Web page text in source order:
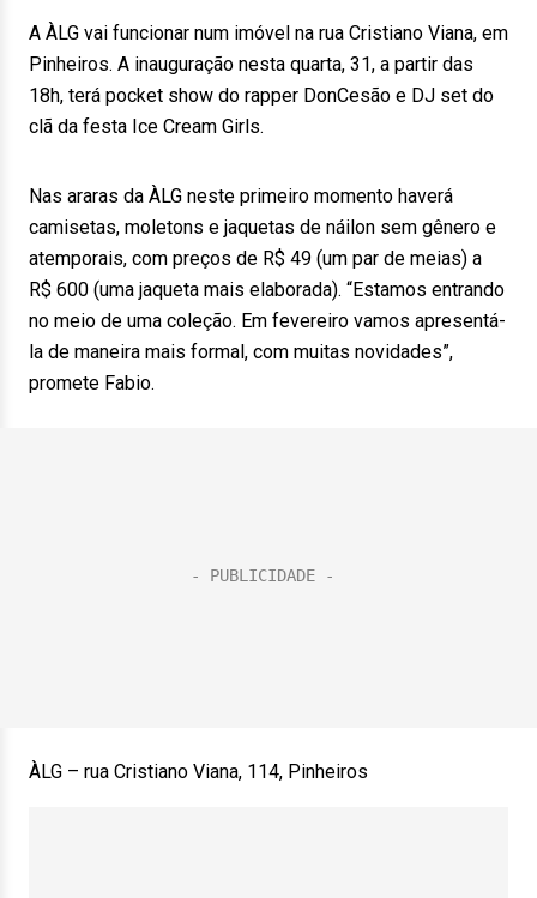
A ÀLG vai funcionar num imóvel na rua Cristiano Viana, em
Pinheiros. A inauguração nesta quarta, 31, a partir das
18h, terá pocket show do rapper DonCesão e DJ set do
clã da festa Ice Cream Girls.
Nas araras da ÀLG neste primeiro momento haverá
camisetas, moletons e jaquetas de náilon sem gênero e
atemporais, com preços de R$ 49 (um par de meias) a
R$ 600 (uma jaqueta mais elaborada). “Estamos entrando
no meio de uma coleção. Em fevereiro vamos apresentá-
la de maneira mais formal, com muitas novidades”,
promete Fabio.
ÀLG – rua Cristiano Viana, 114, Pinheiros